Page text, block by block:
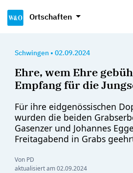
Ortschaften
Schwingen • 02.09.2024
Ehre, wem Ehre
Empfang für die
Für ihre eidgenössischen
wurden die beiden
Gasenzer und Johannes
Freitagabend in Grabs
Von PD
aktualisiert am02.09.2024